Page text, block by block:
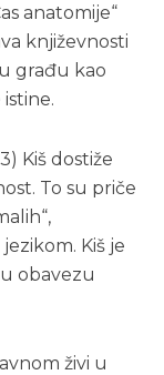
anatomije“
književnosti
građu kao
Kiš dostiže
To su priče
Kiš je
obavezu
živi u